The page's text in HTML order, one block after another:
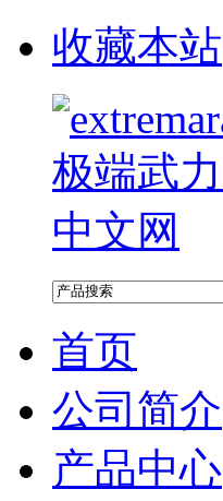
收藏本站
首页
公司简介
产品中心